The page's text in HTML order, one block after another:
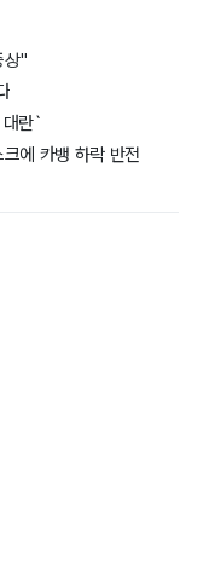
상"
란`
에 카뱅 하락 반전